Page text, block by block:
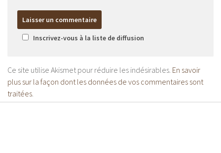
Inscrivez-vous à la liste de diffusion
Ce site utilise Akismet pour réduire les indésirables. En savoir
plus sur la façon dont les données de vos commentaires sont
traitées.